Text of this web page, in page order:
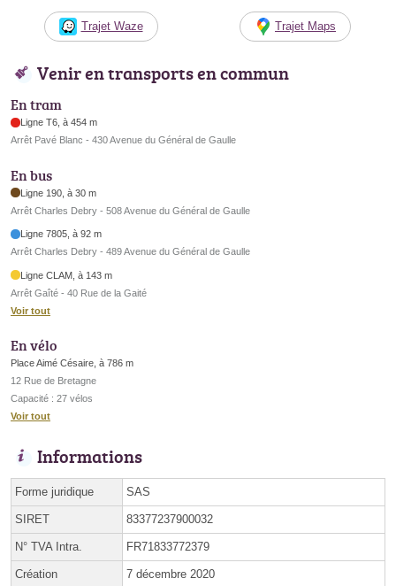
Trajet Waze Trajet Maps
Venir en transports en commun
En tram
Ligne T6, à 454 m
Arrêt Pavé Blanc - 430 Avenue du Général de Gaulle
En bus
Ligne 190, à 30 m
Arrêt Charles Debry - 508 Avenue du Général de Gaulle
Ligne 7805, à 92 m
Arrêt Charles Debry - 489 Avenue du Général de Gaulle
Ligne CLAM, à 143 m
Arrêt Gaîté - 40 Rue de la Gaité
Voir tout
En vélo
Place Aimé Césaire, à 786 m
12 Rue de Bretagne
Capacité : 27 vélos
Voir tout
Informations
Forme juridique SAS
SIRET 83377237900032
N° TVA Intra. FR71833772379
Création 7 décembre 2020